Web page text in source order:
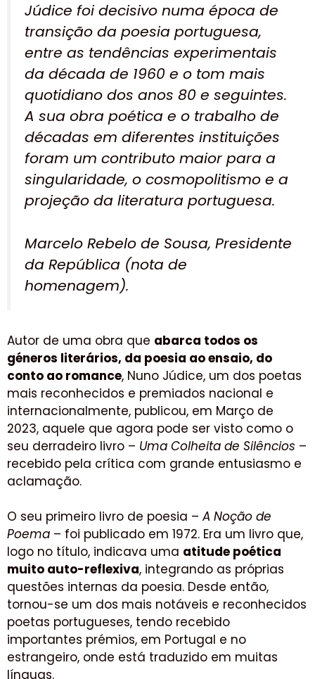
Júdice foi decisivo numa época de
transição da poesia portuguesa,
entre as tendências experimentais
da década de 1960 e o tom mais
quotidiano dos anos 80 e seguintes.
A sua obra poética e o trabalho de
décadas em diferentes instituições
foram um contributo maior para a
singularidade, o cosmopolitismo e a
projeção da literatura portuguesa.
Marcelo Rebelo de Sousa, Presidente
da República (nota de
homenagem).
Autor de uma obra que abarca todos os
géneros literários, da poesia ao ensaio, do
conto ao romance, Nuno Júdice, um dos poetas
mais reconhecidos e premiados nacional e
internacionalmente, publicou, em Março de
2023, aquele que agora pode ser visto como o
seu derradeiro livro – Uma Colheita de Silêncios –
recebido pela crítica com grande entusiasmo e
aclamação.
O seu primeiro livro de poesia –A Noção de
Poema – foi publicado em 1972. Era um livro que,
logo no título, indicava uma atitude poética
muito auto-reflexiva, integrando as próprias
questões internas da poesia. Desde então,
tornou-se um dos mais notáveis e reconhecidos
poetas portugueses, tendo recebido
importantes prémios, em Portugal e no
estrangeiro, onde está traduzido em muitas
línguas.